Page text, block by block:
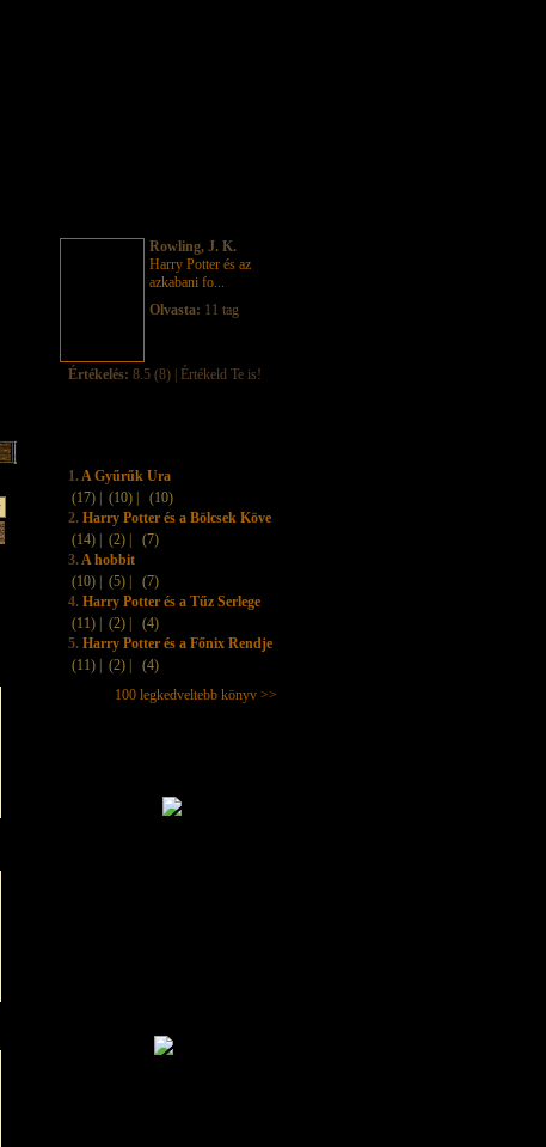
Rowling, J. K.
Harry Potter és az
azkabani fo...
Olvasta: 11 tag
Értékelés: 8.5 (8) | Értékeld Te is!
1.A Gyűrűk Ura
(17) |
(10) |
(10)
2. Harry Potter és a Bölcsek Köve
(14) |
(2) |
(7)
3.A hobbit
(10) |
(5) |
(7)
4. Harry Potter és a Tűz Serlege
(11) |
(2) |
(4)
5. Harry Potter és a Főnix Rendje
(11) |
(2) |
(4)
100 legkedveltebb könyv >>